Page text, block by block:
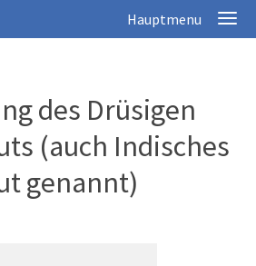
des Drüsigen
(auch Indisches
genannt)